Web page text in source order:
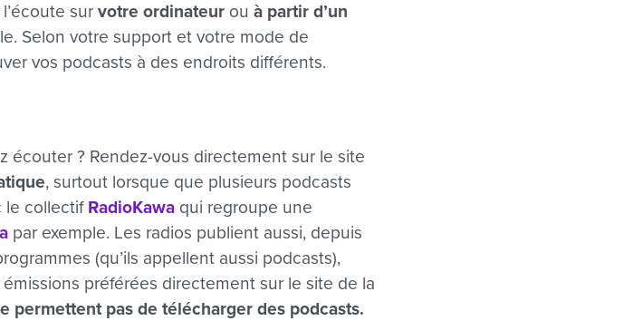
survotre ordinateur ou à partir d’un
Selon votre support et votre mode de
vos podcasts à des endroits différents.
écouter ? Rendez-vous directement sur le site
, surtout lorsque que plusieurs podcasts
le collectif RadioKawa qui regroupe une
par exemple. Les radios publient aussi, depuis
(qu’ils appellent aussi podcasts),
préférées directement sur le site de la
permettent pas de télécharger des podcasts.